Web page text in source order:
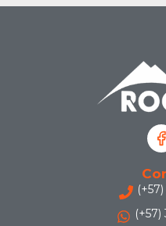
(+57)